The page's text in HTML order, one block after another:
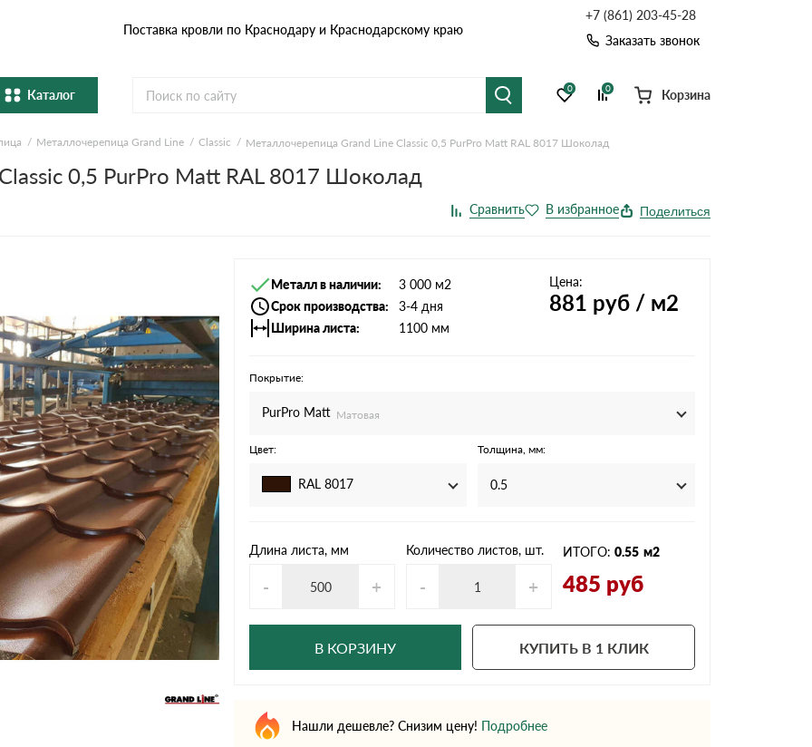
Поставка кровли по Краснодару и Краснодарскому краю
+7 (861) 203-45-28
Заказать звонок
Каталог
Металлочерепица Гибкая черепица
Ондулин Смарт
Шифер для грядок
0 0 Корзина
Металлочерепица Grand Line Classic Металлочерепица Grand Line Classic 0,5 PurPro Matt RAL 8017 Шоколад
0,5 PurPro Matt RAL 8017 Шоколад
Поделиться
Металл в наличии
3 000 м2
Срок производства
3-4 дня
Ширина листа
1100 мм
Цена:
881 руб / м2
Покрытие:
PurPro Matt Матовая
Цвет:
RAL 8017
Толщина, мм:
0.5
Длина листа, мм
- +
Количество листов, шт.
- +
ИТОГО: 0.55 м2
485 руб
В КОРЗИНУ КУПИТЬ В 1 КЛИК
Нашли дешевле? Снизим цену! Подробнее